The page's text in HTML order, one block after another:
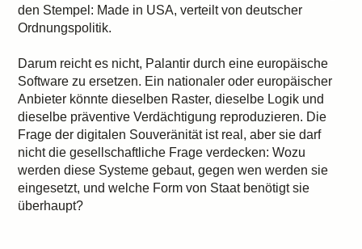
den Stempel: Made in USA, verteilt von deutscher
Ordnungspolitik.
Darum reicht es nicht, Palantir durch eine europäische
Software zu ersetzen. Ein nationaler oder europäischer
Anbieter könnte dieselben Raster, dieselbe Logik und
dieselbe präventive Verdächtigung reproduzieren. Die
Frage der digitalen Souveränität ist real, aber sie darf
nicht die gesellschaftliche Frage verdecken: Wozu
werden diese Systeme gebaut, gegen wen werden sie
eingesetzt, und welche Form von Staat benötigt sie
überhaupt?